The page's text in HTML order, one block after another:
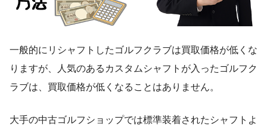
一般的にリシャフトしたゴルフクラブは買取価格が低くな
りますが、人気のあるカスタムシャフトが入ったゴルフク
ラブは、買取価格が低くなることはありません。
大手の中古ゴルフショップでは標準装着されたシャフトよ